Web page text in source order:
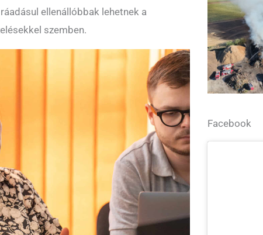
ellenállóbbak lehetnek a
szemben.
Facebook